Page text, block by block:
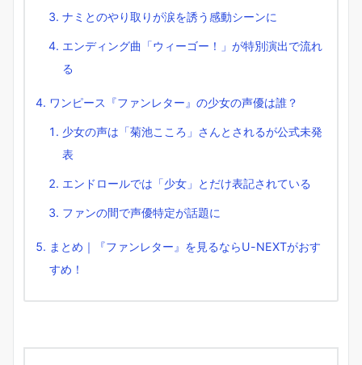
ナミとのやり取りが涙を誘う感動シーンに
エンディング曲「ウィーゴー！」が特別演出で流れ
る
ワンピース『ファンレター』の少女の声優は誰？
少女の声は「菊池こころ」さんとされるが公式未発
表
エンドロールでは「少女」とだけ表記されている
ファンの間で声優特定が話題に
まとめ｜『ファンレター』を見るならU-NEXTがおす
すめ！